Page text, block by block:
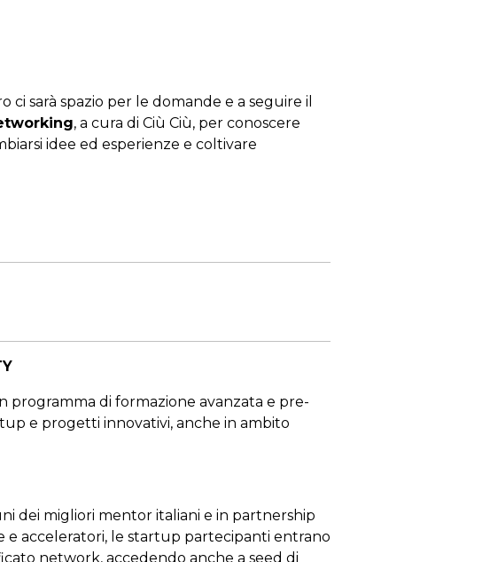
ci sarà spazio per le domande e a seguire il
, a cura di Ciù Ciù, per conoscere
idee ed esperienze e coltivare
programma di formazione avanzata e pre-
e progetti innovativi, anche in ambito
dei migliori mentor italiani e in partnership
e acceleratori, le startup partecipanti entrano
network, accedendo anche a seed di